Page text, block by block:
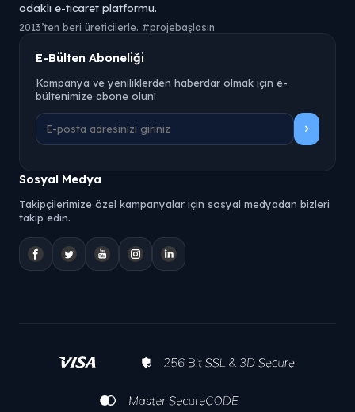
odaklı e-ticaret platformu.
2013’ten beri üreticilerle. #projebaşlasın
E-Bülten Aboneliği
Kampanya ve yeniliklerden haberdar olmak için e-
bültenimize abone olun!
Sosyal Medya
Takipçilerimize özel kampanyalar için sosyal medyadan bizleri
takip edin.